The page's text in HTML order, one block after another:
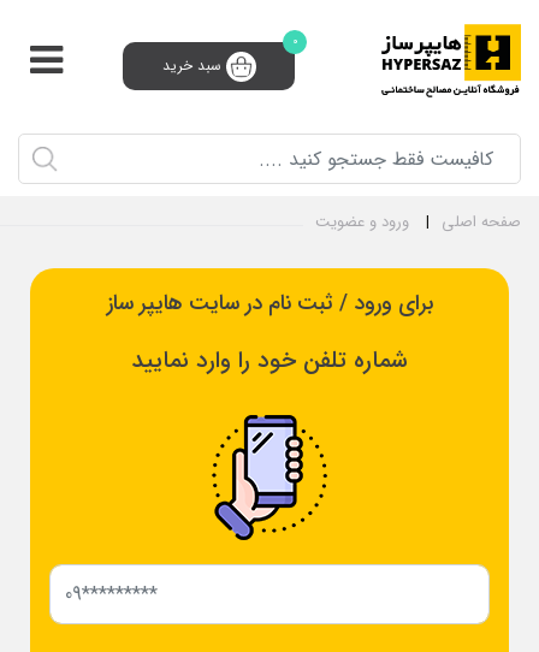
0
سبد خرید
91008910 (021) پشتیبانی و فروش 24 ساعته
ثبت‌نام تامین‌کننده
صفحه اصلی ورود و عضویت
برای ورود / ثبت نام در سایت هایپر ساز
شماره تلفن خود را وارد نمایید